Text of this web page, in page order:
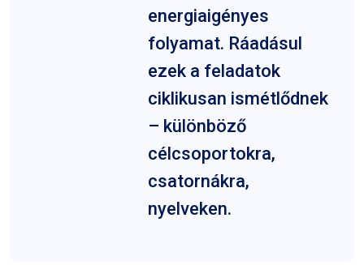
energiaigényes
folyamat. Ráadásul
ezek a feladatok
ciklikusan ismétlődnek
– különböző
célcsoportokra,
csatornákra,
nyelveken.